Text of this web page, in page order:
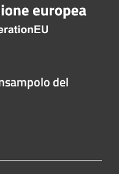
del